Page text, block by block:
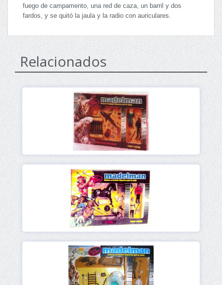
fuego de campamento, una red de caza, un barril y dos
fardos, y se quitó la jaula y la radio con auriculares.
Relacionados
Ver
Ver